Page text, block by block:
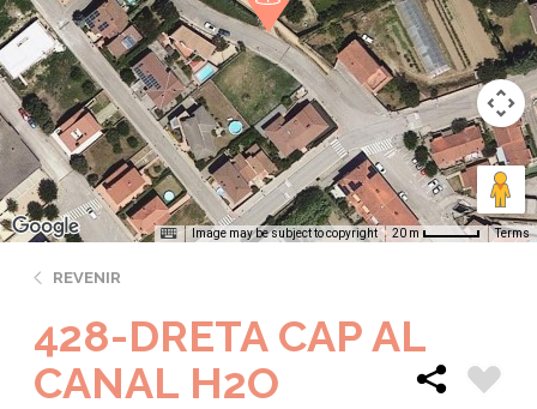
Image may be subject to copyright 20 m Terms
REVENIR
428-DRETA CAP AL
CANAL H2O